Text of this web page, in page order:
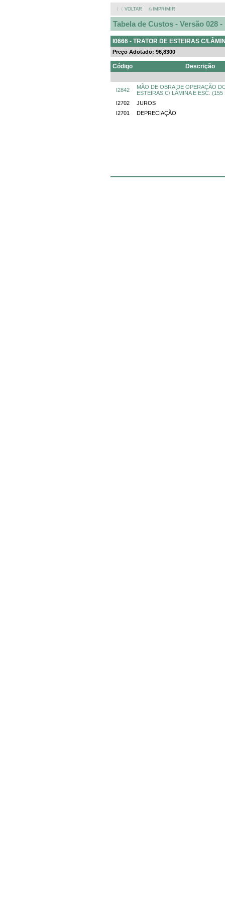
〈〈 VOLTAR ⎙ IMPRIMIR
Tabela de Custos - Versão 028 -
I0666 - TRATOR DE ESTEIRAS C/
Preço Adotado: 96,8300
Código Descrição
I2842
MÃO DE OBRA DE OPERAÇÃO
ESTEIRAS C/ LÂMINA E ESC. (155
I2702
JUROS
I2701
DEPRECIAÇÃO